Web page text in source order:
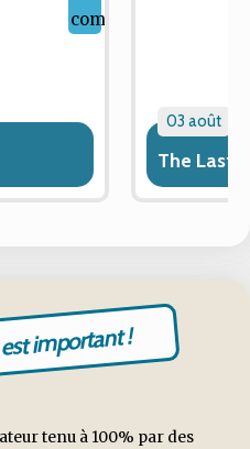
03 août
The Last
important !
tenu à 100% par des